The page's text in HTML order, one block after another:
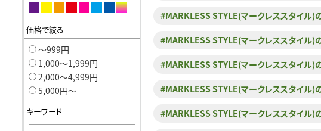
価格で絞る
〜999円
1,000〜1,999円
2,000〜4,999円
5,000円〜
キーワード
#MARKLESS STYLE(マークレススタイル)
#MARKLESS STYLE(マークレススタイル)
#MARKLESS STYLE(マークレススタイル)
#MARKLESS STYLE(マークレススタイル)
#MARKLESS STYLE(マークレススタイル)